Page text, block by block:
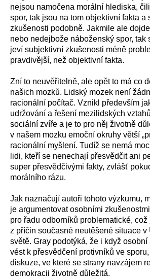
nejsou namočena morální hlediska,
spor, tak jsou na tom objektivní fakta a
zkušenosti podobně. Jakmile ale
nebo nedejbože náboženský spor, tak
jeví subjektivní zkušenosti méně
pravdivější, než objektivní fakta.
Zní to neuvěřitelně, ale opět to má co
našich mozků. Lidský mozek není
racionální počítač. Vznikl především
udržování a řešení mezilidských
sociální zvíře a je to pro něj životně
v našem mozku emoční okruhy větší
racionální myšlení. Tudíž se nemá
lidi, kteří se nenechají přesvědčit ani
super přesvědčivými fakty, zvlášť
morálního rázu.
Jak naznačují autoři tohoto výzkumu,
je argumentovat osobními
pro řadu odborníků problematické,
z příčin současné neutěšené situace v
světě. Gray podotýká, že i když
vést k přesvědčení protivníků ve
diskuze, ve které se strany navzájem
demokracii životně důležitá.